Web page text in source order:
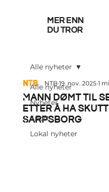
mer enn
du tror
Alle nyheter
Nyheter
Sport
Lokal nyheter
Alle nyheter
Mann dømt til
etter å ha
Sarpsborg
NTB 19. nov. 2025 1